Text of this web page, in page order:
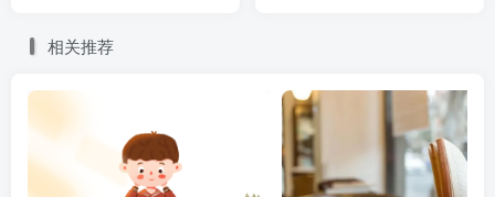
鹅湖》选段展现中西合璧的律动……亚洲文明联展、亚洲文
化展演等活动，让人感受到不同文化的交流与融合，为观众
展现了超越国界的艺术之美。这表明 ( )
①不同文化的共性是推动文化交流的基础
相关推荐